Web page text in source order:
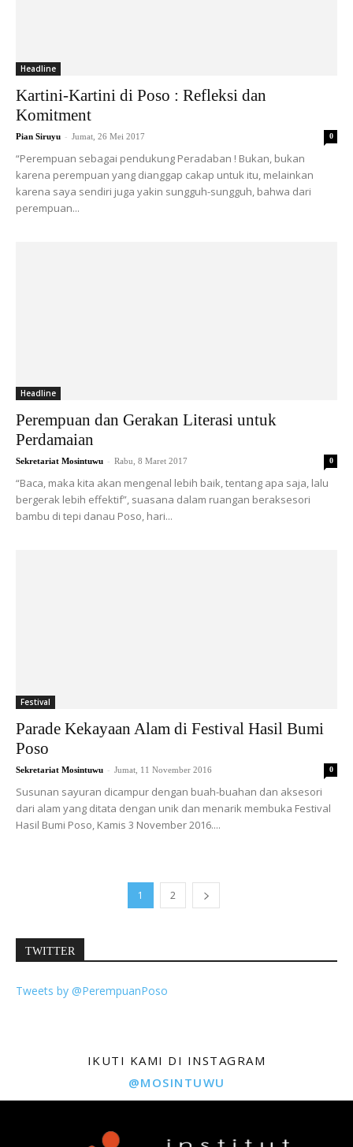
Headline
Kartini-Kartini di Poso : Refleksi dan
Komitment
Pian Siruyu - Jumat, 26 Mei 2017 0
“Perempuan sebagai pendukung Peradaban ! Bukan, bukan
karena perempuan yang dianggap cakap untuk itu, melainkan
karena saya sendiri juga yakin sungguh-sungguh, bahwa dari
perempuan...
Headline
Perempuan dan Gerakan Literasi untuk
Perdamaian
Sekretariat Mosintuwu - Rabu, 8 Maret 2017 0
“Baca, maka kita akan mengenal lebih baik, tentang apa saja, lalu
bergerak lebih effektif”, suasana dalam ruangan beraksesori
bambu di tepi danau Poso, hari...
Festival
Parade Kekayaan Alam di Festival Hasil Bumi
Poso
Sekretariat Mosintuwu - Jumat, 11 November 2016 0
Susunan sayuran dicampur dengan buah-buahan dan aksesori
dari alam yang ditata dengan unik dan menarik membuka Festival
Hasil Bumi Poso, Kamis 3 November 2016....
1 2
TWITTER
Tweets by @PerempuanPoso
IKUTI KAMI DI INSTAGRAM
@MOSINTUWU